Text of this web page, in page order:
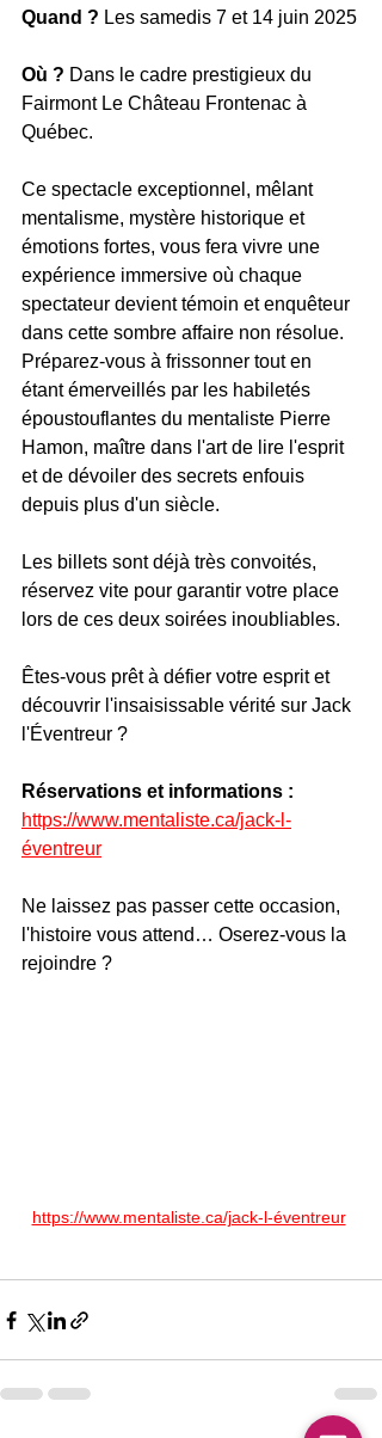
Quand ? Les samedis 7 et 14 juin 2025
Où ? Dans le cadre prestigieux du
Fairmont Le Château Frontenac à
Québec.
Ce spectacle exceptionnel, mêlant
mentalisme, mystère historique et
émotions fortes, vous fera vivre une
expérience immersive où chaque
spectateur devient témoin et enquêteur
dans cette sombre affaire non résolue.
Préparez-vous à frissonner tout en
étant émerveillés par les habiletés
époustouflantes du mentaliste Pierre
Hamon, maître dans l'art de lire l'esprit
et de dévoiler des secrets enfouis
depuis plus d'un siècle.
Les billets sont déjà très convoités,
réservez vite pour garantir votre place
lors de ces deux soirées inoubliables.
Êtes-vous prêt à défier votre esprit et
découvrir l'insaisissable vérité sur Jack
l'Éventreur ?
Réservations et informations :
https://www.mentaliste.ca/jack-l-
éventreur
Ne laissez pas passer cette occasion,
l'histoire vous attend… Oserez-vous la
rejoindre ?
https://www.mentaliste.ca/jack-l-éventreur